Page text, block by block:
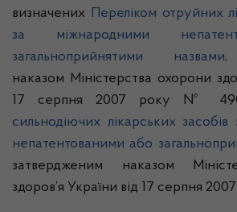
визначених Переліком отруйних
за міжнародними
загальноприйнятими назвами,
наказом Міністерства охорони
17 серпня 2007 року №
сильнодіючих лікарських
непатентованими або
затвердженим наказом
здоров’я України від 17 серпня